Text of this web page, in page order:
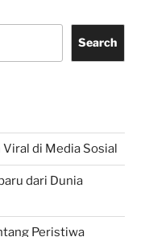
Search
di Media Sosial
dari Dunia
Peristiwa